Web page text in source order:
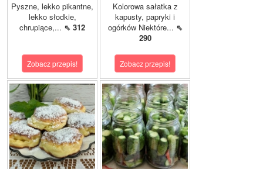
Pyszne, lekko pikantne,
lekko słodkie,
chrupiące,... ⇖ 312
Zobacz przepis!
Kolorowa sałatka z
kapusty, papryki i
ogórków Niektóre... ⇖
290
Zobacz przepis!